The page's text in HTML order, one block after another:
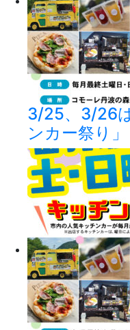
3/25、3/26
ンカー祭り」